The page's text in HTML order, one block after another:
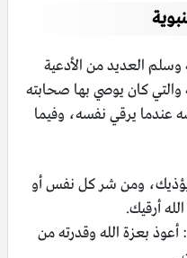
العديد من الأدعية
والتي كان يوصي بها صحابته
عندما يرقي نفسه، وفيما
ومن شر كل نفس أو
أرقيك.
بعزة الله وقدرته من